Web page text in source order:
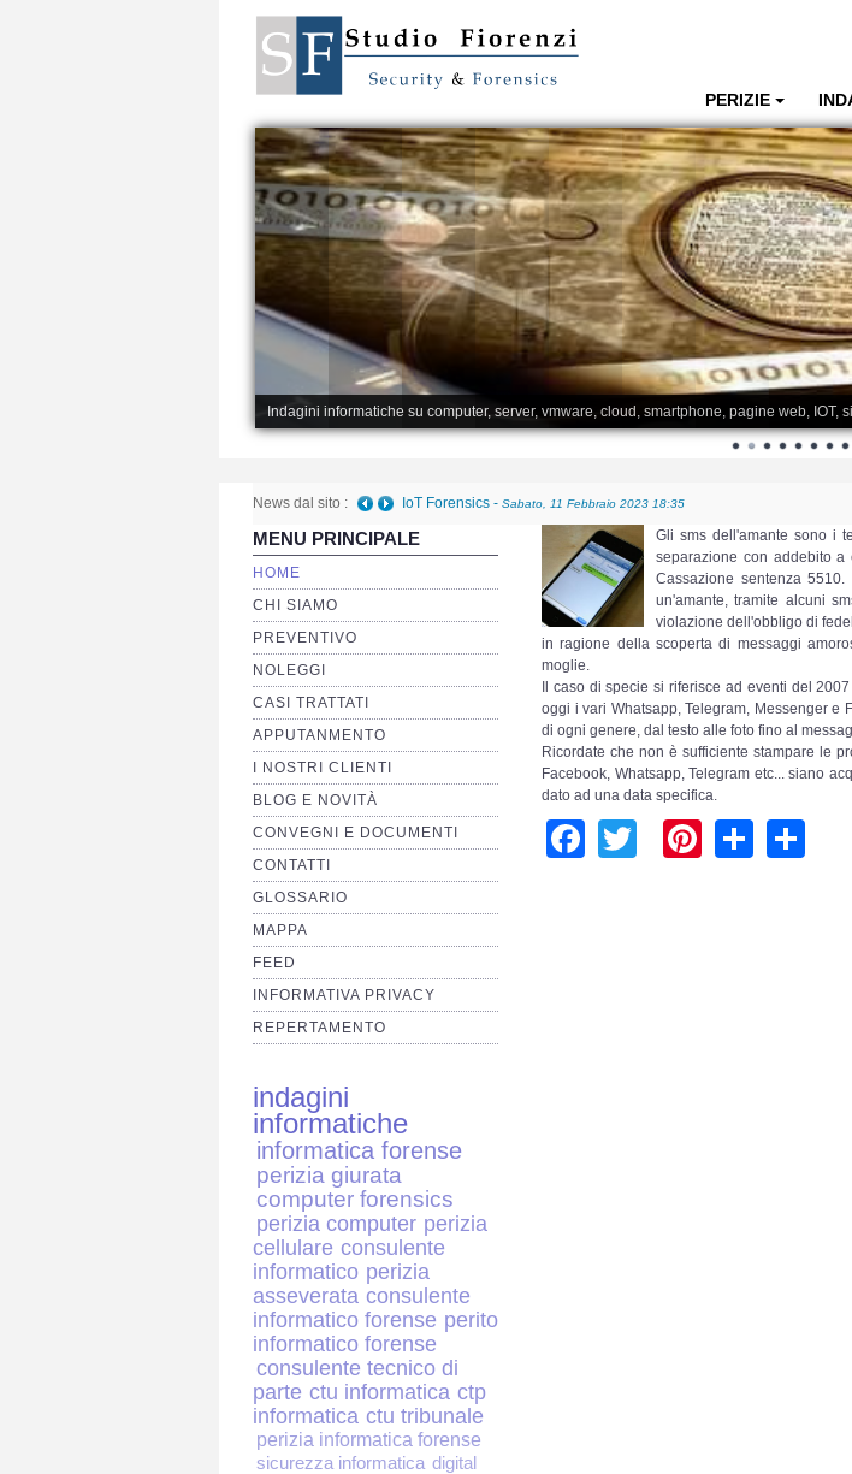
PERIZIE
Indagini informatiche su computer, server, vmware, cloud, smartphone, pagine web, IOT,
News dal sito : IoT Forensics - Sabato, 11 Febbraio 2023 18:35
MENU PRINCIPALE
HOME
CHI SIAMO
PREVENTIVO
NOLEGGI
CASI TRATTATI
APPUTANMENTO
I NOSTRI CLIENTI
BLOG E NOVITÀ
CONVEGNI E DOCUMENTI
CONTATTI
GLOSSARIO
MAPPA
FEED
INFORMATIVA PRIVACY
REPERTAMENTO
indagini
informatiche
informatica forense
perizia giurata
computer forensics
perizia computer perizia
cellulare consulente
informatico perizia
asseverata consulente
informatico forense perito
informatico forense
consulente tecnico di
parte ctu informatica ctp
informatica ctu tribunale
perizia informatica forense
sicurezza informatica digital
Gli sms dell'amante sono i
separazione con addebito
Cassazione sentenza
un'amante, tramite alcuni
violazione dell'obbligo di
in ragione della scoperta di messaggi
moglie.
Il caso di specie si riferisce ad eventi del
oggi i vari Whatsapp, Telegram, Messenger e
di ogni genere, dal testo alle foto fino al
Ricordate che non è sufficiente stampare le
Facebook, Whatsapp, Telegram etc... siano
dato ad una data specifica.
Facebook
TwitterPinterest
Share